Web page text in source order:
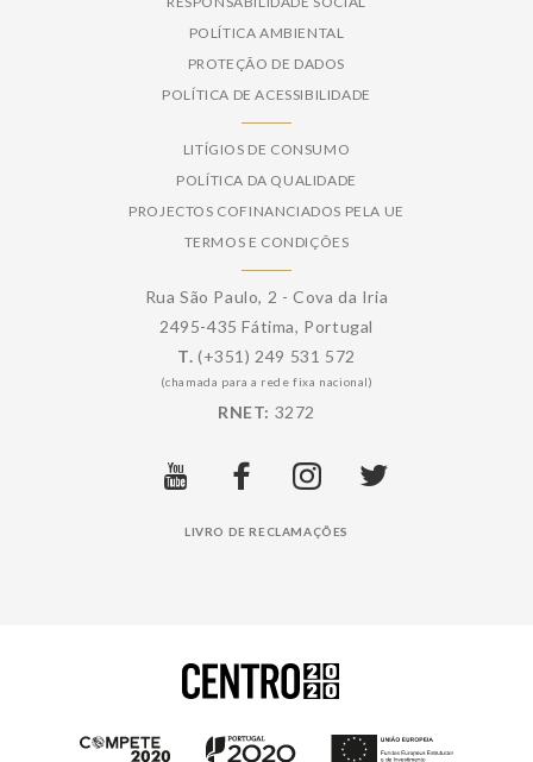
POLÍTICA AMBIENTAL
PROTEÇÃO DE DADOS
POLÍTICA DE ACESSIBILIDADE
LITÍGIOS DE CONSUMO
POLÍTICA DA QUALIDADE
PROJECTOS COFINANCIADOS PELA UE
TERMOS E CONDIÇÕES
Rua São Paulo, 2 - Cova da Iria
2495-435 Fátima, Portugal
T. (+351) 249 531 572
(chamada para a rede fixa nacional)
RNET: 3272
LIVRO DE RECLAMAÇÕES